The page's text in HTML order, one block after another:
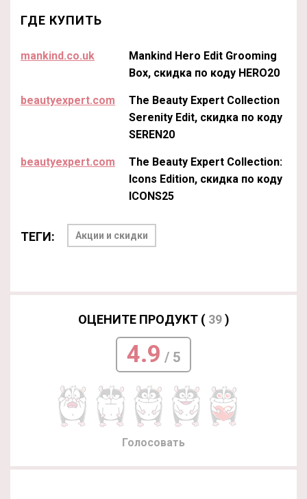
ГДЕ КУПИТЬ
mankind.co.uk
Mankind Hero Edit Grooming
Box, скидка по коду HERO20
beautyexpert.com
The Beauty Expert Collection
Serenity Edit, скидка по коду
SEREN20
beautyexpert.com
The Beauty Expert Collection:
Icons Edition, скидка по коду
ICONS25
ТЕГИ: Акции и скидки
ОЦЕНИТЕ ПРОДУКТ ( 39)
4.9 / 5
Голосовать